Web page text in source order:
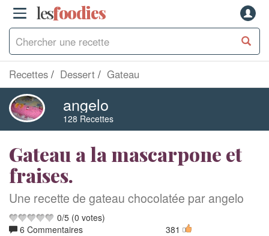
lesfoodies
Recettes Dessert Gateau
angelo
128 Recettes
Gateau a la mascarpone et
fraises.
Une recette de gateau chocolatée par angelo
0/5 (0 votes)
6 Commentaires
381